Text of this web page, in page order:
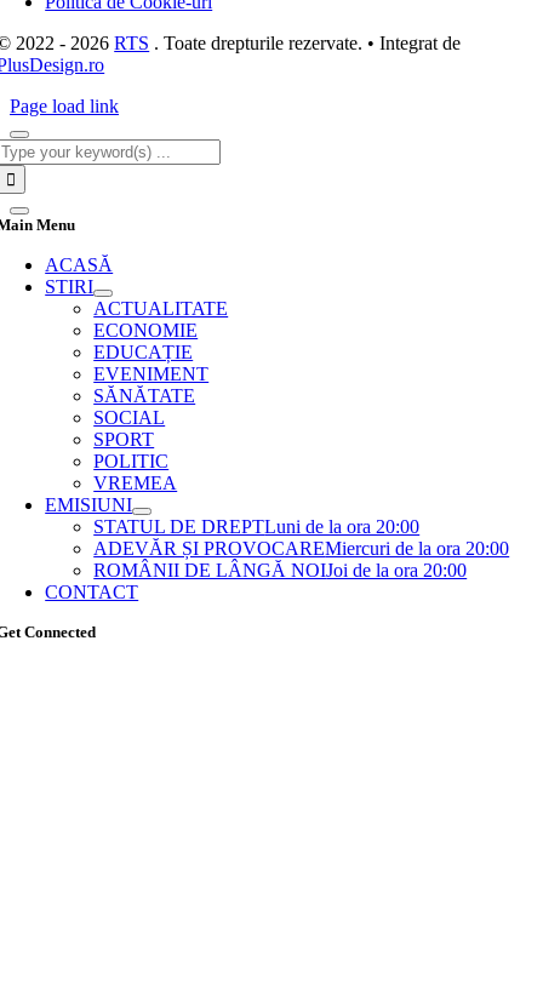
2022 - 2026RTS . Toate drepturile rezervate. • Integrat de
Page load link
Menu
ACASĂ
STIRI
ACTUALITATE
ECONOMIE
EDUCAȚIE
EVENIMENT
SĂNĂTATE
SOCIAL
SPORT
POLITIC
VREMEA
EMISIUNI
STATUL DE DREPTLuni de la ora 20:00
ADEVĂR ȘI PROVOCAREMiercuri de la ora 20:00
ROMÂNII DE LÂNGĂ NOIJoi de la ora 20:00
CONTACT
Connected